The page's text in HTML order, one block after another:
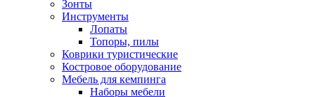
Зонты
Инструменты
Лопаты
Топоры, пилы
Коврики туристические
Костровое оборудование
Мебель для кемпинга
Наборы мебели